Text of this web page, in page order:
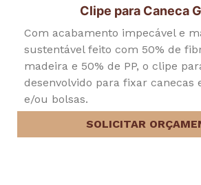
Clipe para Caneca
Com acabamento impecável e
sustentável feito com 50% de
madeira e 50% de PP, o clipe
desenvolvido para fixar canecas
e/ou bolsas.
SOLICITAR